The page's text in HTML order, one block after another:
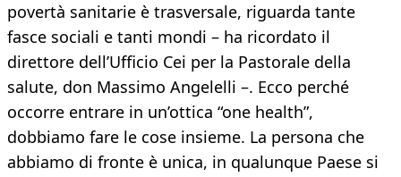
povertà sanitarie è trasversale, riguarda tante
fasce sociali e tanti mondi – ha ricordato il
direttore dell’Ufficio Cei per la Pastorale della
salute, don Massimo Angelelli –. Ecco perché
occorre entrare in un’ottica “one health”,
dobbiamo fare le cose insieme. La persona che
abbiamo di fronte è unica, in qualunque Paese si